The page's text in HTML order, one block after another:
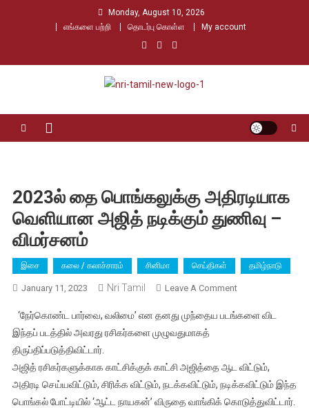
Monday, August 10, 2026
எங்களை பற்றி
தொடர்பு கொள்ள My account
Nri Tamil
2023ல் தை பொங்கலுக்கு அதிரடியாக
வெளியான அஜித் நடிக்கும் துணிவு –
விமர்சனம்
இசை கலை / கலாச்சாரம் சினிமா செய்திகள் தமிழ்நாடு
January 11, 2023 Nri Tamil Leave A CommentOn
தை
வெளியான
அஜித்
நடிக்கும்
‘நேர்கொண்ட பார்வை, வலிமை’ என தனது முந்தைய படங்களை விட
இந்தப் படத்தில் அவரது ரசிகர்களை முழுவதுமாகத்
திருப்திப்படுத்திவிட்டார்.
அஜித் ரசிகர்களுக்காக காட்சிக்குக் காட்சி அஜித்தை ஆட விட்டும்,
அதிரடி செய்யவிட்டும், சிரிக்க விட்டும், நடக்கவிட்டும், நடிக்கவிட்டும் இந்த
பொங்கல் போட்டியில் ‘ஆட்ட நாயகன்’ விருதை வாங்கிக் கொடுத்துவிட்டார்.